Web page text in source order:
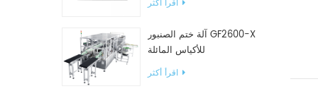
اقرأ أكثر
آلة ختم الصنبور GF2600-X
للأكياس المائلة
اقرأ أكثر